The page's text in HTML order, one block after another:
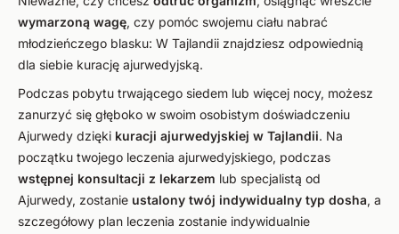
wymarzoną wagę, czy pomóc swojemu ciału nabrać
młodzieńczego blasku: W Tajlandii znajdziesz odpowiednią
dla siebie kurację ajurwedyjską.
Podczas pobytu trwającego siedem lub więcej nocy, możesz
zanurzyć się głęboko w swoim osobistym doświadczeniu
Ajurwedy dzięki kuracji ajurwedyjskiej w Tajlandii. Na
początku twojego leczenia ajurwedyjskiego, podczas
wstępnej konsultacji z lekarzem lub specjalistą od
Ajurwedy, zostanie ustalony twój indywidualny typ dosha, a
szczegółowy plan leczenia zostanie indywidualnie